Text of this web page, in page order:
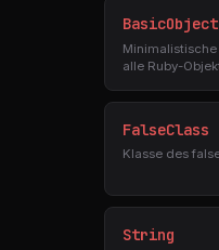
BasicObject
Minimalistische
alle Ruby-
FalseClass
Klasse des
String